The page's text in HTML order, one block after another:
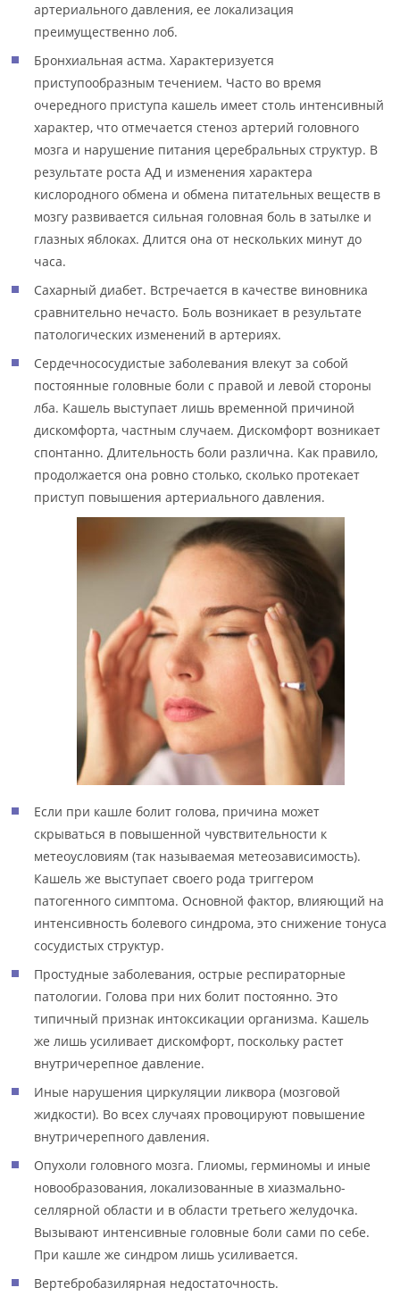
артериального давления, ее локализация
преимущественно лоб.
Бронхиальная астма. Характеризуется
приступообразным течением. Часто во время
очередного приступа кашель имеет столь интенсивный
характер, что отмечается стеноз артерий головного
мозга и нарушение питания церебральных структур. В
результате роста АД и изменения характера
кислородного обмена и обмена питательных веществ в
мозгу развивается сильная головная боль в затылке и
глазных яблоках. Длится она от нескольких минут до
часа.
Сахарный диабет. Встречается в качестве виновника
сравнительно нечасто. Боль возникает в результате
патологических изменений в артериях.
Сердечнососудистые заболевания влекут за собой
постоянные головные боли с правой и левой стороны
лба. Кашель выступает лишь временной причиной
дискомфорта, частным случаем. Дискомфорт возникает
спонтанно. Длительность боли различна. Как правило,
продолжается она ровно столько, сколько протекает
приступ повышения артериального давления.
Если при кашле болит голова, причина может
скрываться в повышенной чувствительности к
метеоусловиям (так называемая метеозависимость).
Кашель же выступает своего рода триггером
патогенного симптома. Основной фактор, влияющий на
интенсивность болевого синдрома, это снижение тонуса
сосудистых структур.
Простудные заболевания, острые респираторные
патологии. Голова при них болит постоянно. Это
типичный признак интоксикации организма. Кашель
же лишь усиливает дискомфорт, поскольку растет
внутричерепное давление.
Иные нарушения циркуляции ликвора (мозговой
жидкости). Во всех случаях провоцируют повышение
внутричерепного давления.
Опухоли головного мозга. Глиомы, герминомы и иные
новообразования, локализованные в хиазмально-
селлярной области и в области третьего желудочка.
Вызывают интенсивные головные боли сами по себе.
При кашле же синдром лишь усиливается.
Вертебробазилярная недостаточность.